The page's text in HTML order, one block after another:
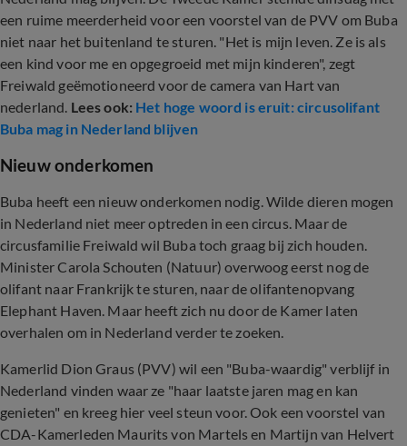
een ruime meerderheid voor een voorstel van de PVV om Buba
niet naar het buitenland te sturen. "Het is mijn leven. Ze is als
een kind voor me en opgegroeid met mijn kinderen", zegt
Freiwald geëmotioneerd voor de camera van Hart van
nederland. Lees ook: Het hoge woord is eruit: circusolifant
Buba mag in Nederland blijven
Nieuw onderkomen
Buba heeft een nieuw onderkomen nodig. Wilde dieren mogen
in Nederland niet meer optreden in een circus. Maar de
circusfamilie Freiwald wil Buba toch graag bij zich houden.
Minister Carola Schouten (Natuur) overwoog eerst nog de
olifant naar Frankrijk te sturen, naar de olifantenopvang
Elephant Haven. Maar heeft zich nu door de Kamer laten
overhalen om in Nederland verder te zoeken.
Kamerlid Dion Graus (PVV) wil een "Buba-waardig" verblijf in
Nederland vinden waar ze "haar laatste jaren mag en kan
genieten" en kreeg hier veel steun voor. Ook een voorstel van
CDA-Kamerleden Maurits von Martels en Martijn van Helvert